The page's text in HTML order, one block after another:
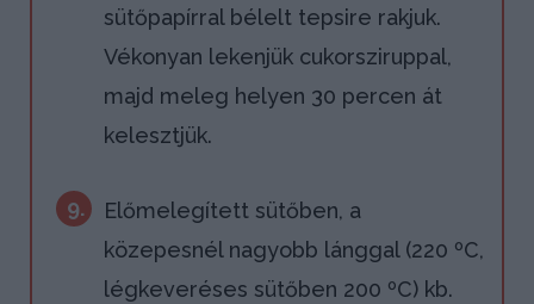
sütőpapírral bélelt tepsire rakjuk.
Vékonyan lekenjük cukorsziruppal,
majd meleg helyen 30 percen át
kelesztjük.
9.
Előmelegített sütőben, a
közepesnél nagyobb lánggal (220 ºC,
légkeveréses sütőben 200 ºC) kb.